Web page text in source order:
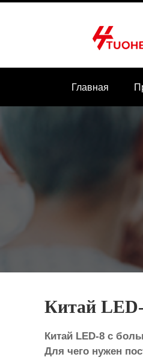
Главная
Китай
Китай LED-8 с
Для чего нужен